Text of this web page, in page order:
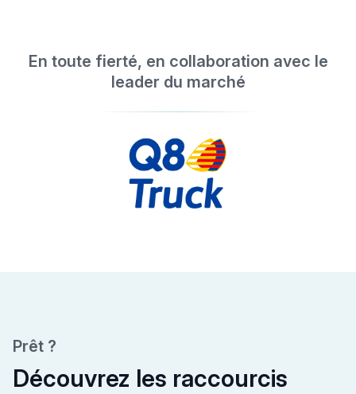
En toute fierté, en collaboration avec le
leader du marché
Prêt ?
Découvrez les raccourcis